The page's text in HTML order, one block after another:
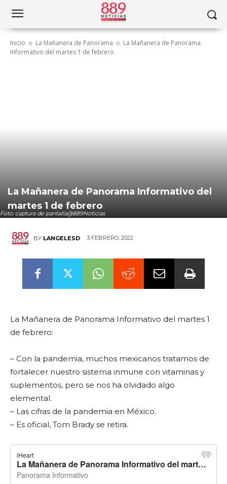
Inicio La Mañanera de Panorama
La Mañanera de Panorama
Informativo del martes 1 de febrero
Foto: captura de pantalla@889Noticias
La Mañanera de Panorama Informativo del
martes 1 de febrero
BY LANGELESD 3 FEBRERO, 2022
La Mañanera de Panorama Informativo del martes 1
de febrero:
– Con la pandemia, muchos mexicanos tratamos de
fortalecer nuestro sistema inmune con vitaminas y
suplementos, pero se nos ha olvidado algo
elemental.
– Las cifras de la pandemia en México.
– Es oficial, Tom Brady se retira.